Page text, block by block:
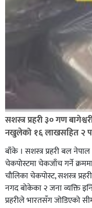
सशस्त्र प्रहरी ३० गण
नखुलेको १६ लाखसहित २
बाँके । सशस्त्र प्रहरी बल नेपाल
चेकपोस्टमा चेकजाँच गर्ने
चौलिका चेकपोस्ट, सशस्त्र
नगद बोकेका २ जना व्यक्ति
प्रहरीले भारतसँग जोडिएको